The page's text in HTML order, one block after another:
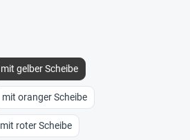
mit gelber Scheibe
mit oranger Scheibe
mit roter Scheibe